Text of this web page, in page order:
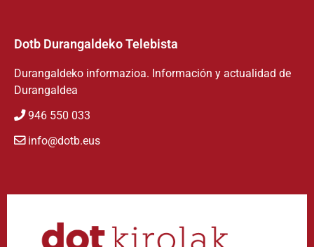
Dotb Durangaldeko Telebista
Durangaldeko informazioa. Información y actualidad de
Durangaldea
946 550 033
info@dotb.eus